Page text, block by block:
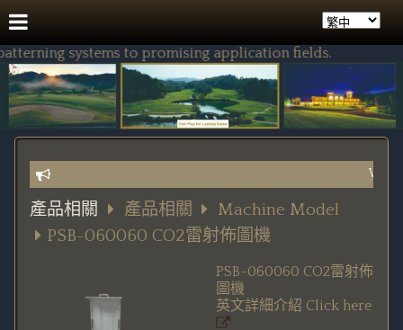
systems to promising application fields.
產品相關 產品相關
Machine Model
PSB-060060 CO2雷射佈圖機
PSB-060060 CO2雷射佈
圖機
英文詳細介紹 Click here